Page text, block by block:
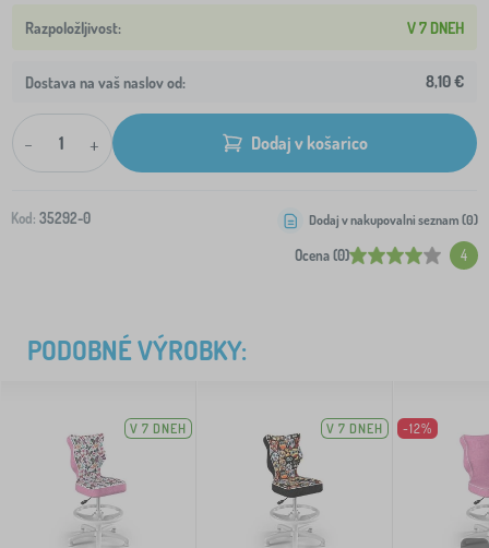
V 7 DNEH
Dostava na vaš naslov od: 8,10 €
- + Dodaj v košarico
Kod: 35292-0
Ocena (0) 4
Dodaj v nakupovalni seznam (0)
PODOBNÉ VÝROBKY:
V 7 DNEH V 7 DNEH -12%